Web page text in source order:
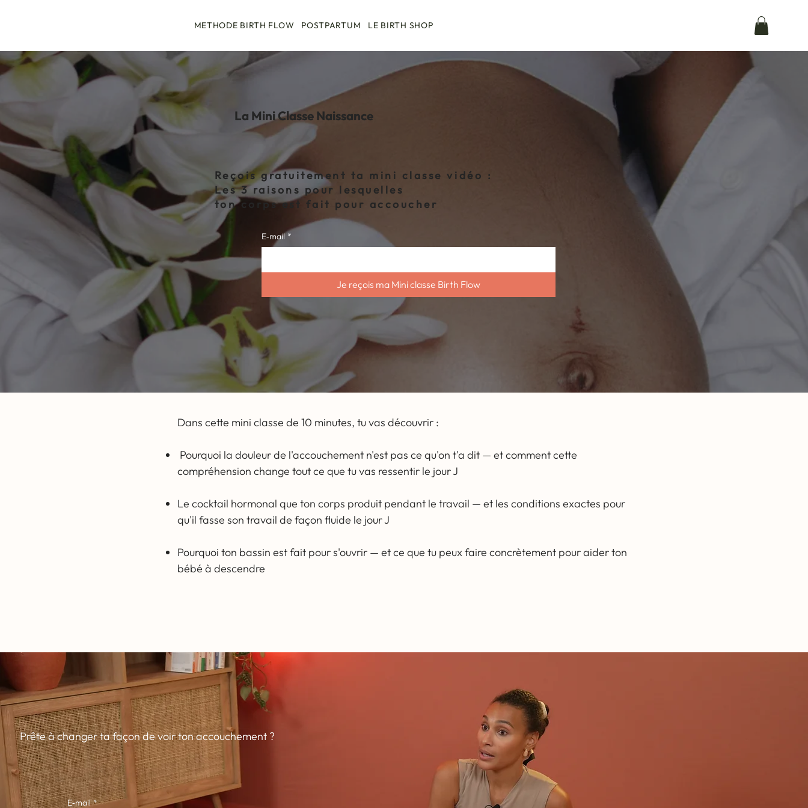
METHODE BIRTH FLOW POSTPARTUM LE BIRTH SHOP
La Mini Classe Naissance
Reçois gratuitement ta mini classe vidéo :
Les 3 raisons pour lesquelles
ton corps est fait pour accoucher
E‑mail *
Je reçois ma Mini classe Birth Flow
Dans cette mini classe de 10 minutes, tu vas découvrir :
Pourquoi la douleur de l'accouchement n'est pas ce qu'on t'a dit — et comment cette
compréhension change tout ce que tu vas ressentir le jour J
Le cocktail hormonal que ton corps produit pendant le travail — et les conditions exactes pour
qu'il fasse son travail de façon fluide le jour J
Pourquoi ton bassin est fait pour s'ouvrir — et ce que tu peux faire concrètement pour aider ton
bébé à descendre
Prête à changer ta façon de voir ton accouchement ?
E‑mail *